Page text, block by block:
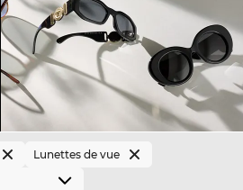
Lunettes de vue